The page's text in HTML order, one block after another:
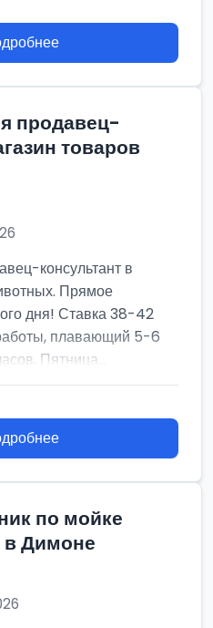
продавец-
товаров
консультант в
Прямое
дня! Ставка 38-42
плавающий 5-6
Пятница...
по мойке
в Димоне